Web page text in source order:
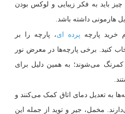
باید به فکر زیبایی و لوکس بودن
هارمونی داشته باشد.
خرید پارچه پرده ای، پارچه را بر
کنید. برخی پارچه‌ها در معرض نور
می‌شوند؛ به همین دلیل برای
به تعدیل دمای اتاق کمک می‌کنند و
مخمل، جیر و توید از جمله این